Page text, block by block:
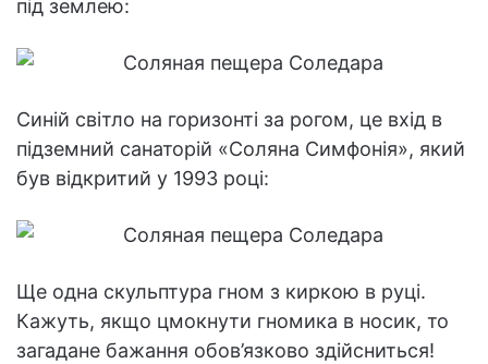
під землею:
Синій світло на горизонті за рогом, це вхід в
підземний санаторій «Соляна Симфонія», який
був відкритий у 1993 році:
Ще одна скульптура гном з киркою в руці.
Кажуть, якщо цмокнути гномика в носик, то
загадане бажання обов’язково здійсниться!